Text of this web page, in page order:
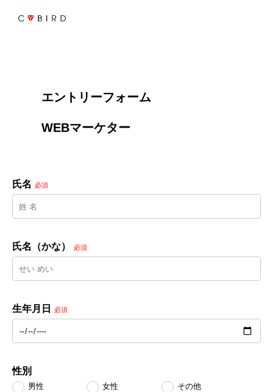
        エントリーフォーム
氏名 必須
氏名（かな） 必須
生年月日 必須
性別
男性 女性 その他